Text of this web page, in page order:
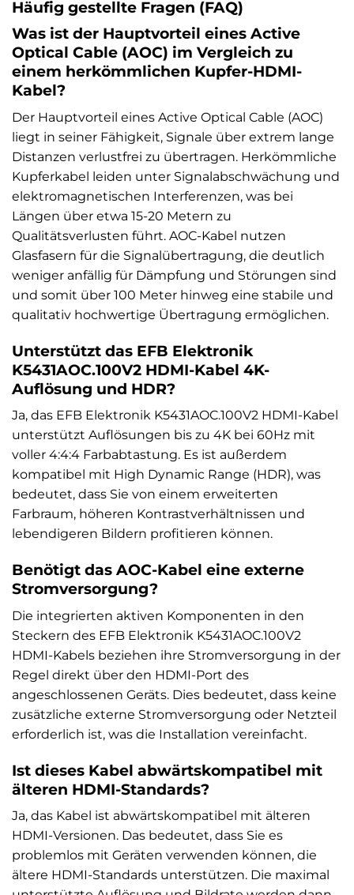
Häufig gestellte Fragen (FAQ)
Was ist der Hauptvorteil eines Active
Optical Cable (AOC) im Vergleich zu
einem herkömmlichen Kupfer-HDMI-
Kabel?
Der Hauptvorteil eines Active Optical Cable (AOC)
liegt in seiner Fähigkeit, Signale über extrem lange
Distanzen verlustfrei zu übertragen. Herkömmliche
Kupferkabel leiden unter Signalabschwächung und
elektromagnetischen Interferenzen, was bei
Längen über etwa 15-20 Metern zu
Qualitätsverlusten führt. AOC-Kabel nutzen
Glasfasern für die Signalübertragung, die deutlich
weniger anfällig für Dämpfung und Störungen sind
und somit über 100 Meter hinweg eine stabile und
qualitativ hochwertige Übertragung ermöglichen.
Unterstützt das EFB Elektronik
K5431AOC.100V2 HDMI-Kabel 4K-
Auflösung und HDR?
Ja, das EFB Elektronik K5431AOC.100V2 HDMI-Kabel
unterstützt Auflösungen bis zu 4K bei 60Hz mit
voller 4:4:4 Farbabtastung. Es ist außerdem
kompatibel mit High Dynamic Range (HDR), was
bedeutet, dass Sie von einem erweiterten
Farbraum, höheren Kontrastverhältnissen und
lebendigeren Bildern profitieren können.
Benötigt das AOC-Kabel eine externe
Stromversorgung?
Die integrierten aktiven Komponenten in den
Steckern des EFB Elektronik K5431AOC.100V2
HDMI-Kabels beziehen ihre Stromversorgung in der
Regel direkt über den HDMI-Port des
angeschlossenen Geräts. Dies bedeutet, dass keine
zusätzliche externe Stromversorgung oder Netzteil
erforderlich ist, was die Installation vereinfacht.
Ist dieses Kabel abwärtskompatibel mit
älteren HDMI-Standards?
Ja, das Kabel ist abwärtskompatibel mit älteren
HDMI-Versionen. Das bedeutet, dass Sie es
problemlos mit Geräten verwenden können, die
ältere HDMI-Standards unterstützen. Die maximal